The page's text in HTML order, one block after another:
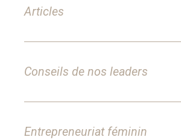
Articles
Conseils de nos leaders
Entrepreneuriat féminin